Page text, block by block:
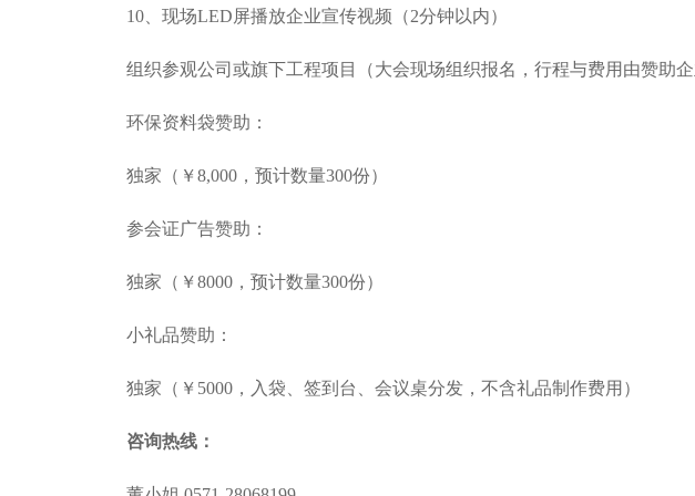
10、现场LED屏播放企业宣传视频（2分钟以内）
组织参观公司或旗下工程项目（大会现场组织报名，行程与费用由赞助企
环保资料袋赞助：
独家（￥8,000，预计数量300份）
参会证广告赞助：
独家（￥8000，预计数量300份）
小礼品赞助：
独家（￥5000，入袋、签到台、会议桌分发，不含礼品制作费用）
咨询热线：